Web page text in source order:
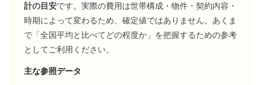
計の目安です。実際の費用は世帯構成・物件・契約内容・
時期によって変わるため、確定値ではありません。あくま
で「全国平均と比べてどの程度か」を把握するための参考
としてご利用ください。
主な参照データ